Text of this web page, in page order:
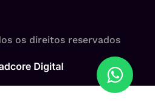
os direitos reservados​